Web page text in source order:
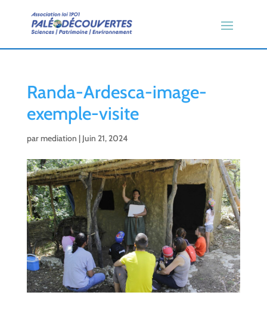
Randa-Ardesca-image-
exemple-visite
parmediation | Juin 21, 2024